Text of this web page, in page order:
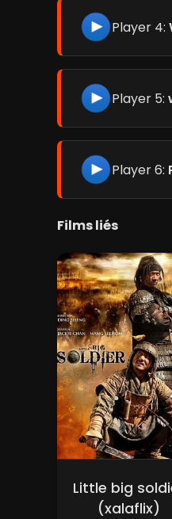
Player 4:
Player 5:
Player 6:
Films liés
Little big
(xalaflix)